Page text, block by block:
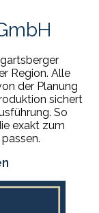
Region. Alle
der Planung
sichert
So
exakt zum